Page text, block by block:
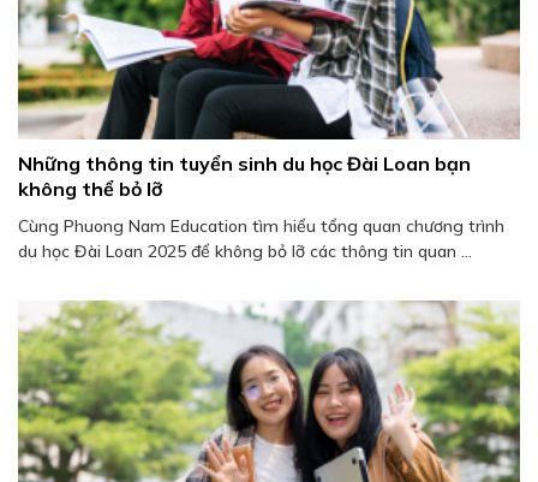
Những thông tin tuyển sinh du học Đài Loan bạn
không thể bỏ lỡ
Cùng Phuong Nam Education tìm hiểu tổng quan chương trình
du học Đài Loan 2025 để không bỏ lỡ các thông tin quan ...